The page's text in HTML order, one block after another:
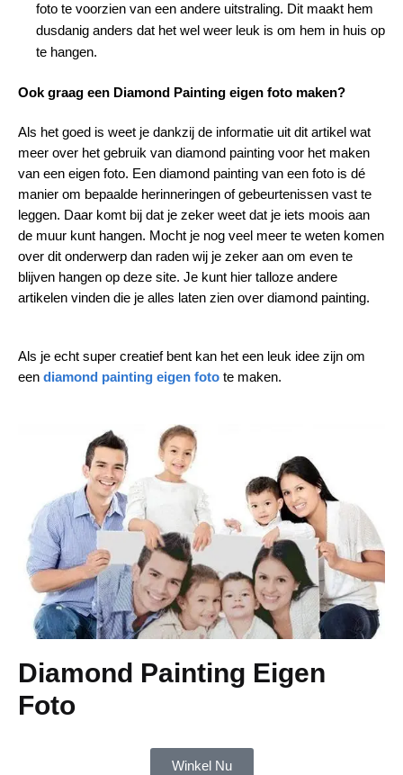
foto te voorzien van een andere uitstraling. Dit maakt hem
dusdanig anders dat het wel weer leuk is om hem in huis op
te hangen.
Ook graag een Diamond Painting eigen foto maken?
Als het goed is weet je dankzij de informatie uit dit artikel wat
meer over het gebruik van diamond painting voor het maken
van een eigen foto. Een diamond painting van een foto is dé
manier om bepaalde herinneringen of gebeurtenissen vast te
leggen. Daar komt bij dat je zeker weet dat je iets moois aan
de muur kunt hangen. Mocht je nog veel meer te weten komen
over dit onderwerp dan raden wij je zeker aan om even te
blijven hangen op deze site. Je kunt hier talloze andere
artikelen vinden die je alles laten zien over diamond painting.
Als je echt super creatief bent kan het een leuk idee zijn om
een diamond painting eigen foto te maken.
Diamond Painting Eigen
Foto
Winkel Nu